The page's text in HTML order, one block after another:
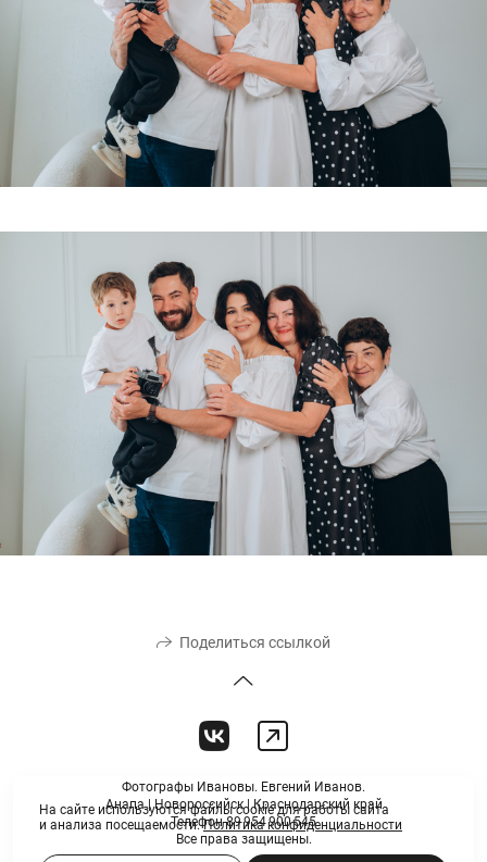
Поделиться ссылкой
Фотографы Ивановы. Евгений Иванов.
Анапа | Новороссийск | Краснодарский край
Телефон 89 954 900 545
Все права защищены.
На сайте используются файлы cookie для работы сайта
и анализа посещаемости.Политика конфиденциальности